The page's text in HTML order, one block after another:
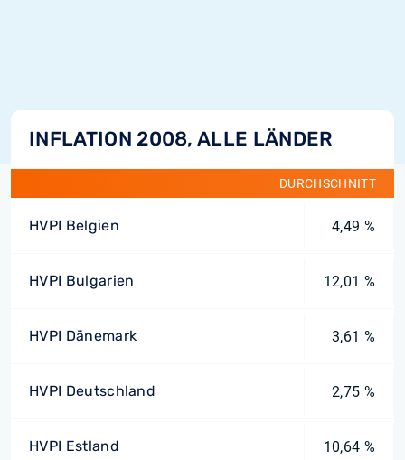
INFLATION 2008, ALLE LÄNDER
DURCHSCHNITT
HVPI Belgien 4,49 %
HVPI Bulgarien 12,01 %
HVPI Dänemark 3,61 %
HVPI Deutschland 2,75 %
HVPI Estland 10,64 %